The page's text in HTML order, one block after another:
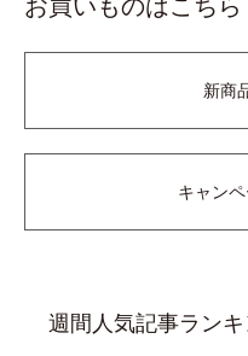
新商
キャン
週間人気記事ラン